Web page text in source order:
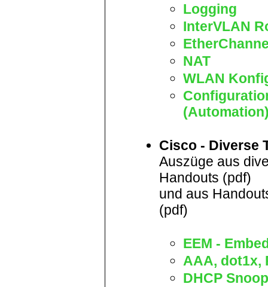
Logging
InterVLAN
NAT
WLAN
Cisco - Diverse
Auszüge aus
Handouts (pdf)
und aus
(pdf)
EEM -
AAA, dot1x,
DHCP